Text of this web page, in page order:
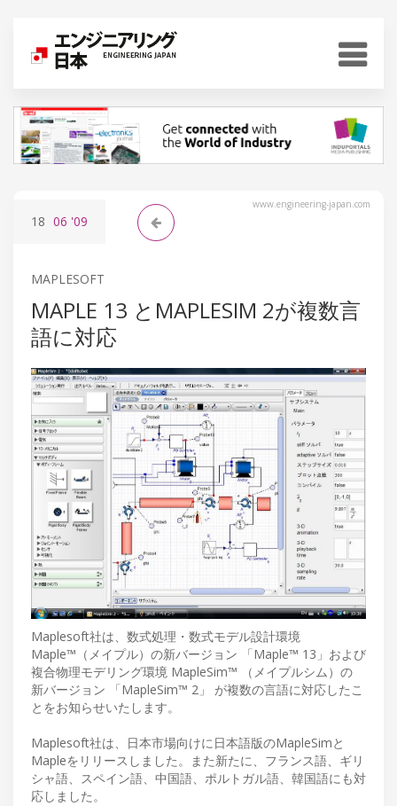
www.engineering-japan.com
18 06 '09
MAPLESOFT
MAPLE 13 とMAPLESIM 2が複数言
語に対応
Maplesoft社は、数式処理・数式モデル設計環境
Maple™（メイプル）の新バージョン 「Maple™ 13」および
複合物理モデリング環境 MapleSim™ （メイプルシム）の
新バージョン 「MapleSim™ 2」 が複数の言語に対応したこ
とをお知らせいたします。
Maplesoft社は、日本市場向けに日本語版のMapleSimと
Mapleをリリースしました。また新たに、フランス語、ギリ
シャ語、スペイン語、中国語、ポルトガル語、韓国語にも対
応しました。